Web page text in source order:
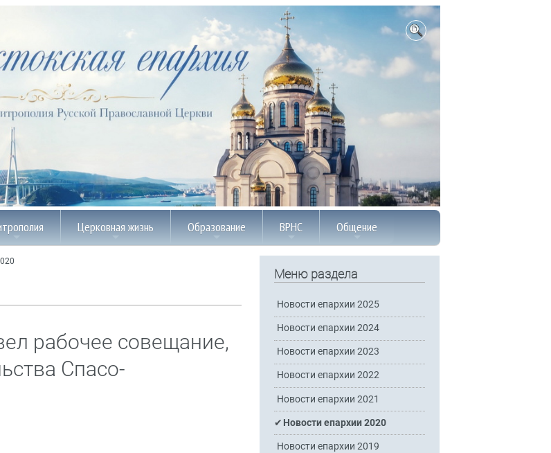
Церковная жизнь Образование ВРНС Общение
рабочее совещание,
Спасо-
Меню раздела
Новости епархии 2025
Новости епархии 2024
Новости епархии 2023
Новости епархии 2022
Новости епархии 2021
Новости епархии 2020
Новости епархии 2019